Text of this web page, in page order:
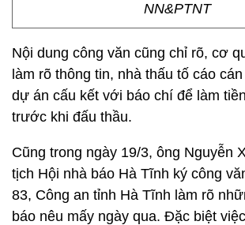
NN&PTNT
Nội dung công văn cũng chỉ rõ, cơ
làm rõ thông tin, nhà thấu tố cáo
dự án cấu kết với báo chí để làm
trước khi đấu thầu.
Cũng trong ngày 19/3, ông Nguyễn
tịch Hội nhà báo Hà Tĩnh ký công
83, Công an tỉnh Hà Tĩnh làm rõ
báo nêu mấy ngày qua. Đặc biệt